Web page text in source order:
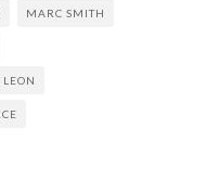
MARC SMITH